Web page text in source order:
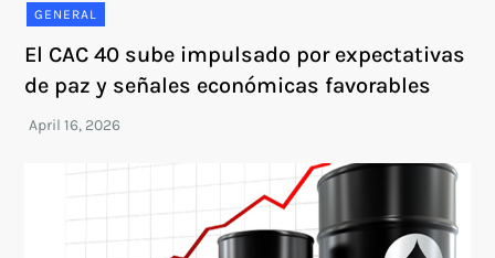
GENERAL
El CAC 40 sube impulsado por expectativas
de paz y señales económicas favorables